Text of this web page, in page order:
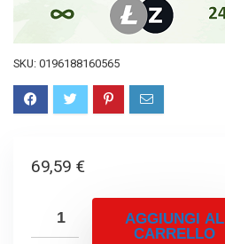
SKU: 0196188160565
69,59 €
AGGIUNGI AL
CARRELLO